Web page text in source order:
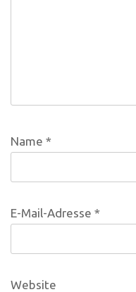
Name *
E-Mail-Adresse *
Website